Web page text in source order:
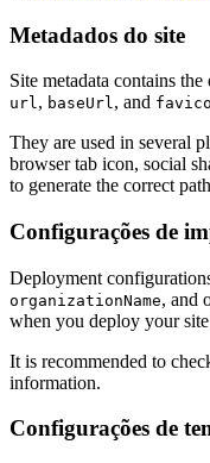
Metadados do site
Site metadata contains
url, baseUrl, and
They are used in several
browser tab icon, social
to generate the correct
Configurações de
Deployment
organizationName, and
when you deploy your
It is recommended to
information.
Configurações de